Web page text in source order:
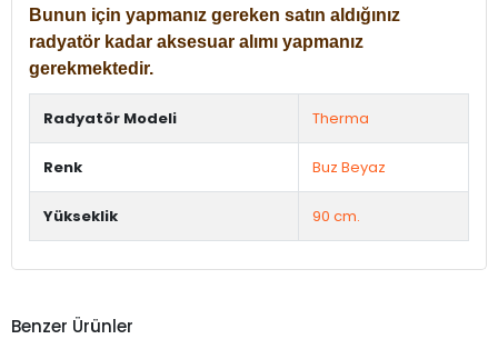
Bunun için yapmanız gereken satın aldığınız
radyatör kadar aksesuar alımı yapmanız
gerekmektedir.
Radyatör Modeli Therma
Renk Buz Beyaz
Yükseklik 90 cm.
Benzer Ürünler